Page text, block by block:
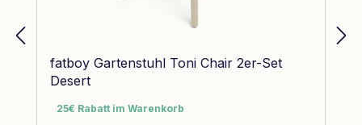
fatboy Gartenstuhl Toni Chair 2er-Set
Desert
25€ Rabatt im Warenkorb
25€ Rabatt im Warenkorb